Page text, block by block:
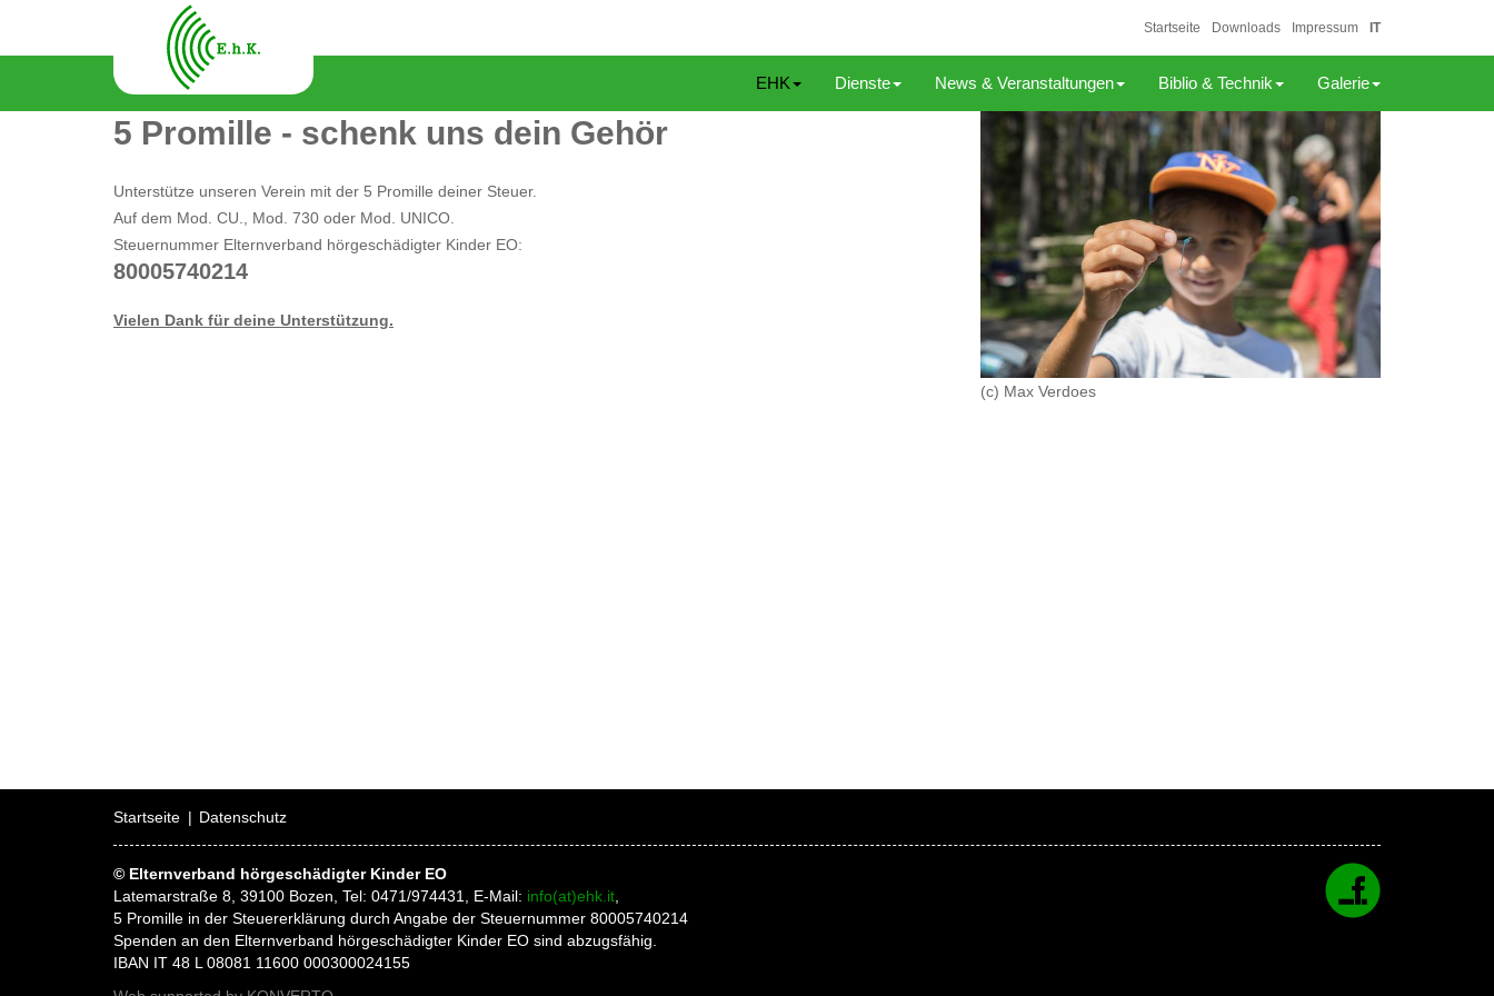
EHK Dienste News & Veranstaltungen Biblio & Technik Galerie
Startseite Downloads Impressum IT
5 Promille - schenk uns dein Gehör
Unterstütze unseren Verein mit der 5 Promille deiner Steuer.
Auf dem Mod. CU., Mod. 730 oder Mod. UNICO.
Steuernummer Elternverband hörgeschädigter Kinder EO:
80005740214
Vielen Dank für deine Unterstützung.
(c) Max Verdoes
Startseite Datenschutz
© Elternverband hörgeschädigter Kinder EO
Latemarstraße 8, 39100 Bozen, Tel: 0471/974431, E-Mail: info(at)ehk.it
5 Promille in der Steuererklärung durch Angabe der Steuernummer 80005740214
Spenden an den Elternverband hörgeschädigter Kinder EO sind abzugsfähig.
IBAN IT 48 L 08081 11600 000300024155